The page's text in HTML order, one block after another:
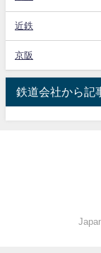
近鉄
京阪
鉄道会社から記